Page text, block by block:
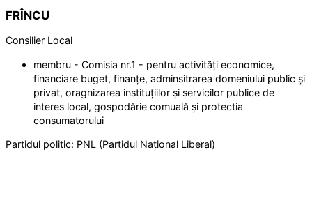
FRÎNCU
Consilier Local
membru - Comisia nr.1 - pentru activități economice,
financiare buget, finanțe, adminsitrarea domeniului public și
privat, oragnizarea instituțiilor și servicilor publice de
interes local, gospodărie comuală și protectia
consumatorului
Partidul politic: PNL (Partidul Național Liberal)